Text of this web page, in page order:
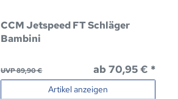
CCM Jetspeed FT Schläger
Bambini
UVP 89,90 € ab 70,95 € *
Artikel anzeigen